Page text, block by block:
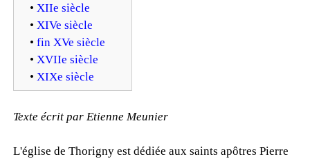
• XIIe siècle
• XIVe siècle
• fin XVe siècle
• XVIIe siècle
• XIXe siècle
Texte écrit par Etienne Meunier
L'église de Thorigny est dédiée aux saints apôtres Pierre